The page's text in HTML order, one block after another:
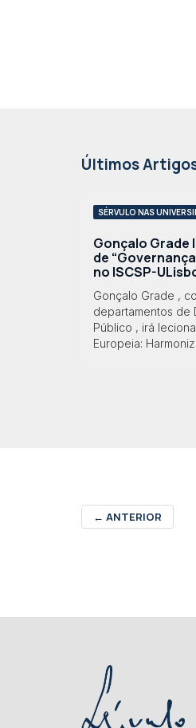
Últimos
SÉRVULO NAS
Gonçalo Grade
de
no ISCSP-
Gonçalo Grade ,
departamentos de
Público , irá
Europeia:
← ANTERIOR